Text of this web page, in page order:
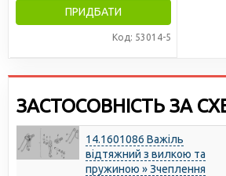
ПРИДБАТИ
Код: 53014-5
ЗАСТОСОВНІСТЬ ЗА
14.1601086 Важіль
відтяжний з вилкою та
пружиною » Зчеплення